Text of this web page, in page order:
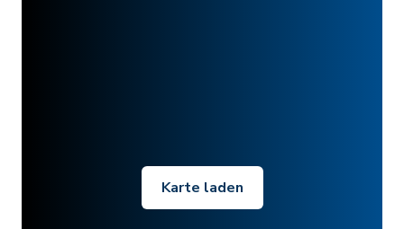
Karte laden